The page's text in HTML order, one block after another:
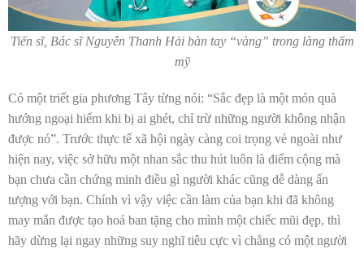
Tiến sĩ, Bác sĩ Nguyễn Thanh Hải bàn tay “vàng” trong làng thẩm
mỹ
Có một triết gia phương Tây từng nói: “Sắc đẹp là một món quà
hướng ngoại hiếm khi bị ai ghét, chỉ trừ những người không nhận
được nó”. Trước thực tế xã hội ngày càng coi trọng vẻ ngoài như
hiện nay, việc sở hữu một nhan sắc thu hút luôn là điểm cộng mà
bạn chưa cần chứng minh điều gì người khác cũng dễ dàng ấn
tượng với bạn. Chính vì vậy việc cần làm của bạn khi đã không
may mắn được tạo hoá ban tặng cho mình một chiếc mũi đẹp, thì
hãy dừng lại ngay những suy nghĩ tiêu cực vì chẳng có một người